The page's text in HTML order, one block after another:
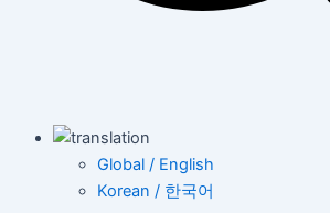
Global / English
Korean / 한국어